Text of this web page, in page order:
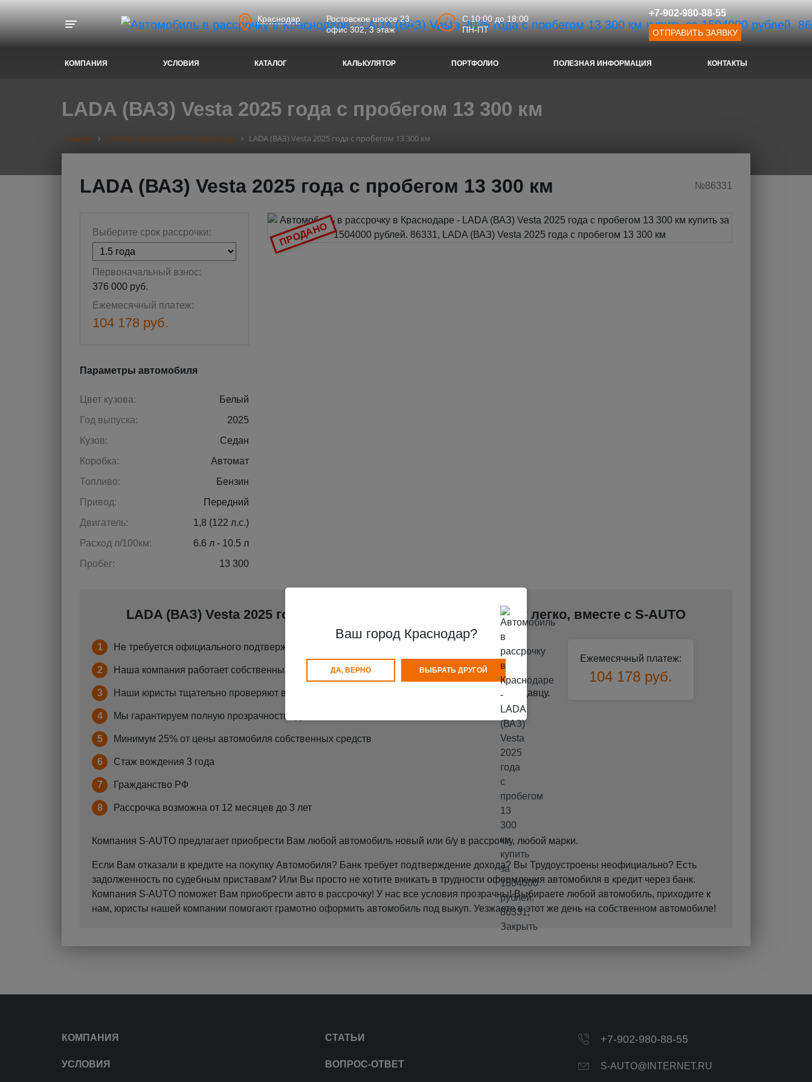
Toggle navigation
Краснодар
Ростовское шоссе 23,
офис 302, 3 этаж
C 10:00 до 18:00
ПН-ПТ
+7-902-980-88-55
ОТПРАВИТЬ ЗАЯВКУ
КОМПАНИЯ УСЛОВИЯ КАТАЛОГ КАЛЬКУЛЯТОР ПОРТФОЛИО ПОЛЕЗНАЯ ИНФОРМАЦИЯ КОНТАКТЫ
LADA (ВАЗ) Vesta 2025 года с пробегом 13 300 км
Главная Каталог автомобилей в рассрочку LADA (ВАЗ) Vesta 2025 года с пробегом 13 300 км
LADA (ВАЗ) Vesta 2025 года с пробегом 13 300 км №86331
Выберите срок рассрочки:
Первоначальный взнос:
376 000 руб.
Ежемесячный платеж:
104 178 руб.
Параметры автомобиля
Цвет кузова:
Белый
Год выпуска:
2025
Кузов:
Седан
Коробка:
Автомат
Топливо:
Бензин
Привод:
Передний
Двигатель:
1,8 (122 л.с.)
Расход л/100км:
6.6 л - 10.5 л
Пробег:
13 300
ПРОДАНО
LADA (ВАЗ) Vesta 2025 года с пробегом 13 300 км в рассрочку легко, вместе с S-AUTO
1 Не требуется официального подтверждения Вашего трудоустройства.
2 Наша компания работает собственными деньгами, без участия Банков.
3 Наши юристы тщательно проверяют все документы по покупаемому автомобилю и по продавцу.
4 Мы гарантируем полную прозрачность сделки.
5 Минимум 25% от цены автомобиля собственных средств
6 Стаж вождения 3 года
7 Гражданство РФ
8 Рассрочка возможна от 12 месяцев до 3 лет
Ежемесячный платеж:
104 178 руб.
Компания S-AUTO предлагает приобрести Вам любой автомобиль новый или б/у в рассрочку, любой марки.
Если Вам отказали в кредите на покупку Автомобиля? Банк требует подтверждение дохода? Вы Трудоустроены неофициально? Есть
задолженность по судебным приставам? Или Вы просто не хотите вникать в трудности оформления автомобиля в кредит через банк.
Компания S-AUTO поможет Вам приобрести авто в рассрочку! У нас все условия прозрачны! Выбираете любой автомобиль, приходите к
нам, юристы нашей компании помогают грамотно оформить автомобиль под выкуп. Уезжаете в этот же день на собственном автомобиле!
КОМПАНИЯ
УСЛОВИЯ
СТАТЬИ
ВОПРОС-ОТВЕТ
+7-902-980-88-55
S-AUTO@INTERNET.RU
Ваш город Краснодар?
ДА, ВЕРНО ВЫБРАТЬ ДРУГОЙ